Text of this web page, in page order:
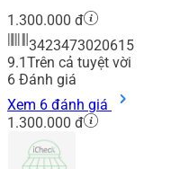
1.300.000 đ
3423473020615
9.1 Trên cả tuyệt vời
6 Đánh giá
Xem 6 đánh giá
1.300.000 đ